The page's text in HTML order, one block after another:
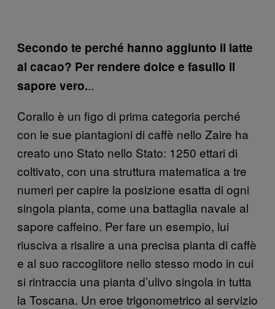
Secondo te perché hanno aggiunto il latte
al cacao? Per rendere dolce e fasullo il
sapore vero...
Corallo è un figo di prima categoria perché
con le sue piantagioni di caffè nello Zaire ha
creato uno Stato nello Stato: 1250 ettari di
coltivato, con una struttura matematica a tre
numeri per capire la posizione esatta di ogni
singola pianta, come una battaglia navale al
sapore caffeino. Per fare un esempio, lui
riusciva a risalire a una precisa pianta di caffè
e al suo raccoglitore nello stesso modo in cui
si rintraccia una pianta d’ulivo singola in tutta
la Toscana. Un eroe trigonometrico al servizio